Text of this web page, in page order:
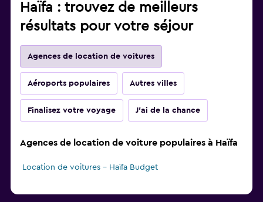
Haïfa : trouvez de meilleurs
résultats pour votre séjour
Agences de location de voitures
Aéroports populaires Autres villes
Finalisez votre voyage J'ai de la chance
Agences de location de voiture populaires à Haïfa
Location de voitures - Haïfa Budget